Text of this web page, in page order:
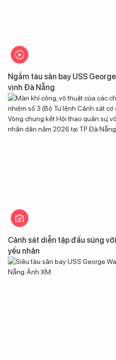
Ngắm tàu sân bay USS
vịnh Đà Nẵng
Cảnh sát diễn tập đấu súng
yếu nhân